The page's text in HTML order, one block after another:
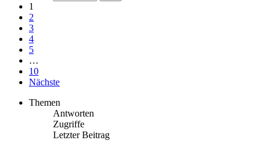
1
2
3
4
5
…
10
Nächste
Themen
Antworten
Zugriffe
Letzter Beitrag